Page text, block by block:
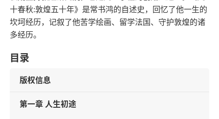
十春秋:敦煌五十年》是常书鸿的自述史，回忆了他一生的
坎坷经历，记叙了他苦学绘画、留学法国、守护敦煌的诸
多经历。
目录
版权信息
第一章 人生初途